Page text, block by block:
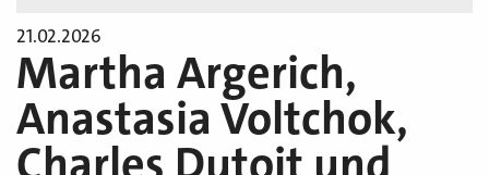
21.02.2026
Martha Argerich,
Anastasia Voltchok,